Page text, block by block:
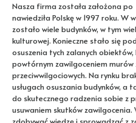
Nasza firma została założona po
nawiedziła Polskę w 1997 roku.
zostało wiele budynków, w tym
kulturowej. Konieczne stało się
osuszenia tych zalanych
powtórnym zawilgoceniem
przeciwwilgociowych. Na rynku
usługach osuszania budynków, a
do skutecznego radzenia sobie z
usuwaniem skutków